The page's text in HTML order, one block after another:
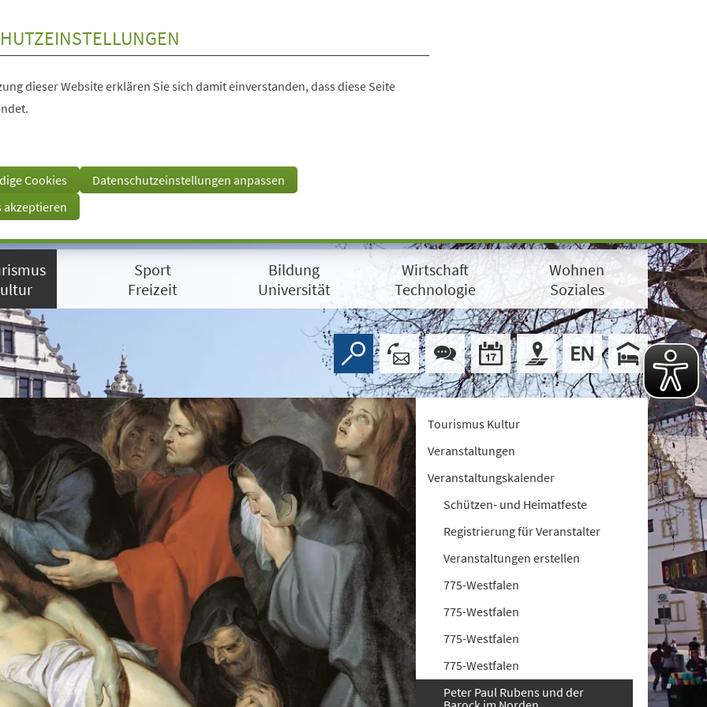
dieser Website erklären Sie sich damit einverstanden, dass diese Seite
Cookies
Datenschutzeinstellungen anpassen
akzeptieren
Sport
Freizeit
Bildung
Universität
Wirtschaft
Technologie
Wohnen
Soziales
Tourismus Kultur
Veranstaltungen
Veranstaltungskalender
Schützen- und Heimatfeste
Registrierung für Veranstalter
Veranstaltungen erstellen
775-Westfalen
775-Westfalen
775-Westfalen
775-Westfalen
Peter Paul Rubens und der